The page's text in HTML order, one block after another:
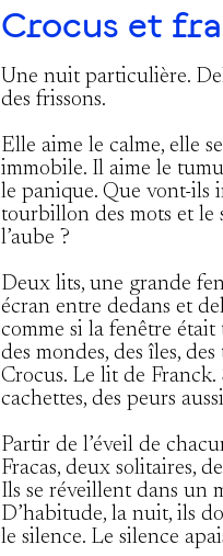
Crocus et
Une nuit particulière.
des frissons.
Elle aime le calme, elle
immobile. Il aime le
le panique. Que vont-ils
tourbillon des mots et le
l’aube ?
Deux lits, une grande
écran entre dedans et
comme si la fenêtre
des mondes, des îles,
Crocus. Le lit de Franck.
cachettes, des peurs
Partir de l’éveil de
Fracas, deux solitaires,
Ils se réveillent dans un
D’habitude, la nuit, ils
le silence. Le silence